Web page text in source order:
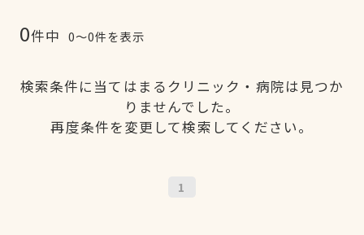
0件中 0〜0件を表示
検索条件に当てはまるクリニック・病院は見つか
りませんでした。
再度条件を変更して検索してください。
1